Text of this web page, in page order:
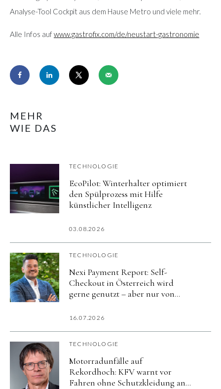
Analyse-Tool Cockpit aus dem Hause Metro und viele mehr.
Alle Infos aufwww.gastrofix.com/de/neustart-gastronomie
MEHR
WIE DAS
TECHNOLOGIE
EcoPilot: Winterhalter optimiert
den Spülprozess mit Hilfe
künstlicher Intelligenz
03.08.2026
TECHNOLOGIE
Nexi Payment Report: Self-
Checkout in Österreich wird
gerne genutzt – aber nur von
16.07.2026
TECHNOLOGIE
Motorradunfälle auf
Rekordhoch: KFV warnt vor
Fahren ohne Schutzkleidung an